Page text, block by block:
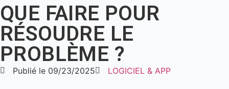
QUE FAIRE POUR
RÉSOUDRE LE
PROBLÈME ?
Publié le 09/23/2025 LOGICIEL & APP